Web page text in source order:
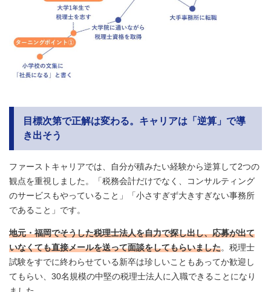
目標次第で正解は変わる。キャリアは「逆算」で導
き出そう
ファーストキャリアでは、自分が積みたい経験から逆算して2つの
観点を重視しました。「税務会計だけでなく、コンサルティング
のサービスもやっていること」「小さすぎず大きすぎない事務所
であること」です。
地元・福岡でそうした税理士法人を自力で探し出し、応募が出て
いなくても直接メールを送って面談をしてもらいました。税理士
試験をすでに終わらせている新卒は珍しいこともあってか歓迎し
てもらい、30名規模の中堅の税理士法人に入職できることになり